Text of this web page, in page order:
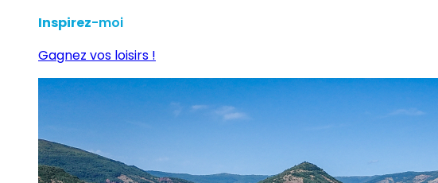
Inspirez-moi
Gagnez vos loisirs !